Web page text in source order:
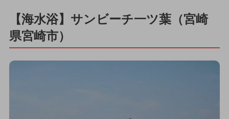
【海水浴】サンビーチ一ツ葉（宮崎
県宮崎市）